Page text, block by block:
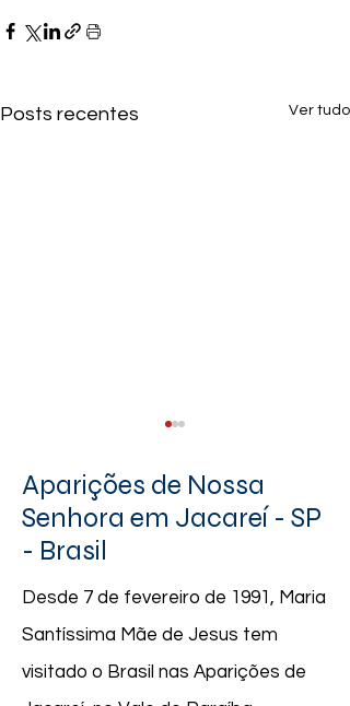
Posts recentes Ver tudo
Calendário Agosto 2026
Aparições de Nossa
Senhora em Jacareí - SP
- Brasil
Desde 7 de fevereiro de 1991, Maria
Santíssima Mãe de Jesus tem
visitado o Brasil nas Aparições de